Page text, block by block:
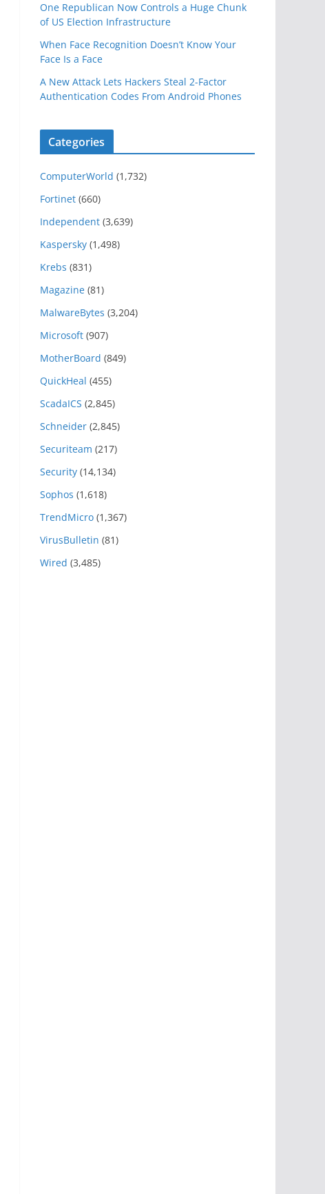
One Republican Now Controls a Huge Chunk
of US Election Infrastructure
When Face Recognition Doesn’t Know Your
Face Is a Face
A New Attack Lets Hackers Steal 2-Factor
Authentication Codes From Android Phones
Categories
ComputerWorld (1,732)
Fortinet (660)
Independent (3,639)
Kaspersky (1,498)
Krebs (831)
Magazine (81)
MalwareBytes (3,204)
Microsoft (907)
MotherBoard (849)
QuickHeal (455)
ScadaICS (2,845)
Schneider (2,845)
Securiteam (217)
Security (14,134)
Sophos (1,618)
TrendMicro (1,367)
VirusBulletin (81)
Wired (3,485)